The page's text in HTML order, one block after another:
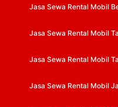
Jasa Sewa Rental Mobil
Jasa Sewa Rental Mobil
Jasa Sewa Rental Mobil
Jasa Sewa Rental Mobil